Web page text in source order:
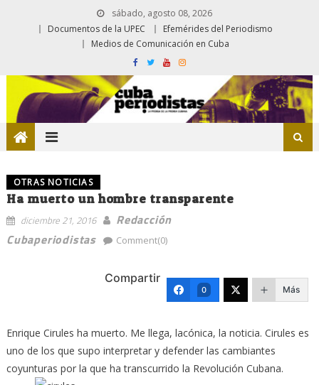
sábado, agosto 08, 2026
Documentos de la UPEC
Efemérides del Periodismo
Medios de Comunicación en Cuba
OTRAS NOTICIAS
Ha muerto un hombre transparente
diciembre 21, 2016
Redacción
Cubaperiodistas
Comment(0)
Compartir
0 Más
Enrique Cirules ha muerto. Me llega, lacónica, la noticia. Cirules es
uno de los que supo interpretar y defender las cambiantes
coyunturas por la que ha transcurrido la Revolución Cubana.